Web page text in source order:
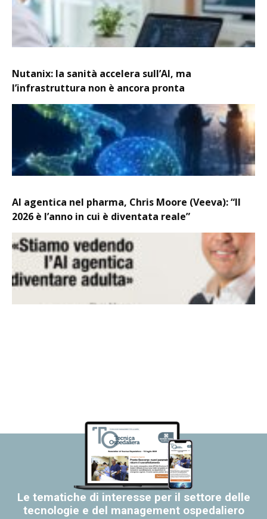
Nutanix: la sanità accelera sull’AI, ma
l’infrastruttura non è ancora pronta
AI agentica nel pharma, Chris Moore (Veeva): “Il
2026 è l’anno in cui è diventata reale”
Le tematiche di interesse per il settore delle
tecnologie e del management ospedaliero